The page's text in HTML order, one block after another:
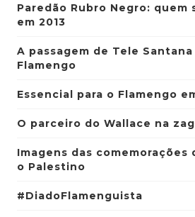
Paredão Rubro Negro: quem
em 2013
A passagem de Tele
Flamengo
Essencial para o Flamengo
O parceiro do Wallace na
Imagens das comemorações
o Palestino
#DiadoFlamenguista